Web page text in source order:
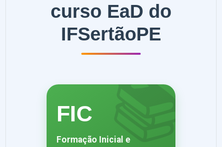
curso EaD do
IFSertãoPE
📚
FIC
Formação Inicial e